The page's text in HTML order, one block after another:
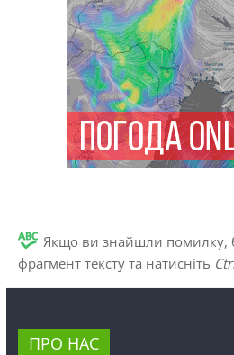
Якщо ви знайшли помилку,
фрагмент тексту та натисніть
ПРО НАС